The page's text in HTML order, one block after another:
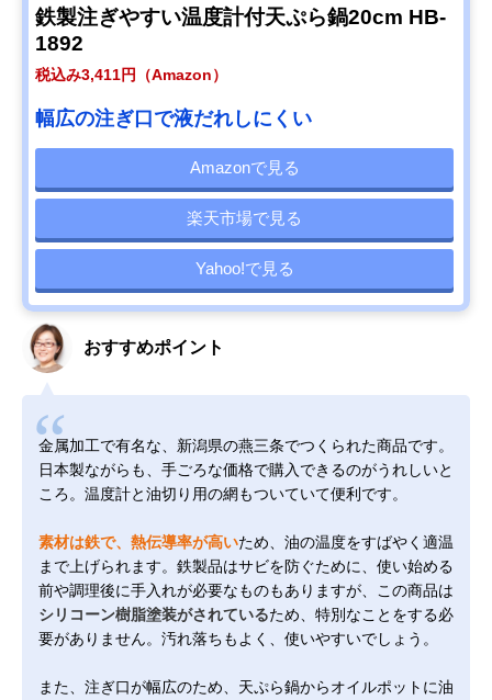
鉄製注ぎやすい温度計付天ぷら鍋20cm HB-
1892
税込み3,411円（Amazon）
幅広の注ぎ口で液だれしにくい
Amazonで見る
楽天市場で見る
Yahoo!で見る
おすすめポイント
金属加工で有名な、新潟県の燕三条でつくられた商品です。
日本製ながらも、手ごろな価格で購入できるのがうれしいと
ころ。温度計と油切り用の網もついていて便利です。
素材は鉄で、熱伝導率が高いため、油の温度をすばやく適温
まで上げられます。鉄製品はサビを防ぐために、使い始める
前や調理後に手入れが必要なものもありますが、この商品は
シリコーン樹脂塗装がされているため、特別なことをする必
要がありません。汚れ落ちもよく、使いやすいでしょう。
また、注ぎ口が幅広のため、天ぷら鍋からオイルポットに油